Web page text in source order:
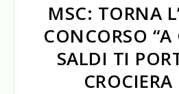
MSC: TORNA
CONCORSO
SALDI TI
CROCIERA